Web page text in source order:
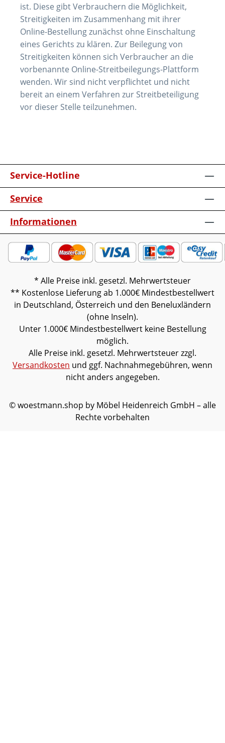
ist. Diese gibt Verbrauchern die Möglichkeit,
Streitigkeiten im Zusammenhang mit ihrer
Online-Bestellung zunächst ohne Einschaltung
eines Gerichts zu klären. Zur Beilegung von
Streitigkeiten können sich Verbraucher an die
vorbenannte Online-Streitbeilegungs-Plattform
wenden. Wir sind nicht verpflichtet und nicht
bereit an einem Verfahren zur Streitbeteiligung
vor dieser Stelle teilzunehmen.
Service-Hotline
Service
Informationen
* Alle Preise inkl. gesetzl. Mehrwertsteuer
** Kostenlose Lieferung ab 1.000€ Mindestbestellwert
in Deutschland, Österreich und den Beneluxländern
(ohne Inseln).
Unter 1.000€ Mindestbestellwert keine Bestellung
möglich.
Alle Preise inkl. gesetzl. Mehrwertsteuer zzgl.
Versandkosten und ggf. Nachnahmegebühren, wenn
nicht anders angegeben.
© woestmann.shop by Möbel Heidenreich GmbH – alle
Rechte vorbehalten